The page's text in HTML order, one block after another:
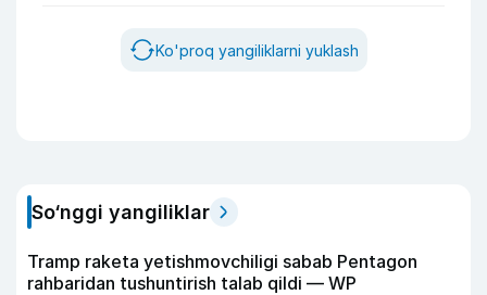
Ko'proq yangiliklarni yuklash
So‘nggi yangiliklar
Tramp raketa yetishmovchiligi sabab Pentagon
rahbaridan tushuntirish talab qildi — WP